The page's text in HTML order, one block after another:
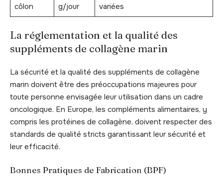
côlon
g/jour
variées
La réglementation et la qualité des
suppléments de collagène marin
La sécurité et la qualité des suppléments de collagène
marin doivent être des préoccupations majeures pour
toute personne envisagée leur utilisation dans un cadre
oncologique. En Europe, les compléments alimentaires, y
compris les protéines de collagène, doivent respecter des
standards de qualité stricts garantissant leur sécurité et
leur efficacité.
Bonnes Pratiques de Fabrication (BPF)